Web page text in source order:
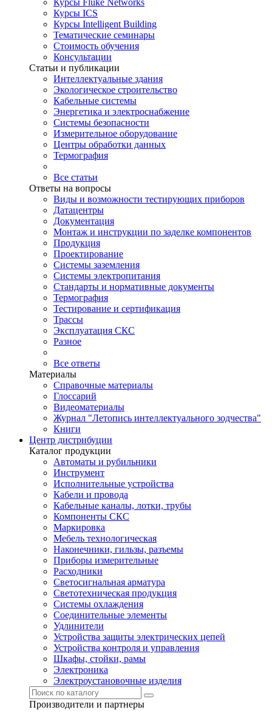
Курсы ICS
Курсы Intelligent Building
Тематические семинары
Стоимость обучения
Консультации
Статьи и публикации
Интеллектуальные здания
Экологическое строительство
Кабельные системы
Энергетика и электроснабжение
Системы безопасности
Измерительное оборудование
Центры обработки данных
Термография
Все статьи
Ответы на вопросы
Виды и возможности тестирующих приборов
Датацентры
Документация
Монтаж и инструкции по заделке компонентов
Продукция
Проектирование
Системы заземления
Системы электропитания
Стандарты и нормативные документы
Термография
Тестирование и сертификация
Трассы
Эксплуатация СКС
Разное
Все ответы
Материалы
Справочные материалы
Глоссарий
Видеоматериалы
Журнал "Летопись интеллектуального зодчества"
Книги
Центр дистрибуции
Каталог продукции
Автоматы и рубильники
Инструмент
Исполнительные устройства
Кабели и провода
Кабельные каналы, лотки, трубы
Компоненты СКС
Маркировка
Мебель технологическая
Наконечники, гильзы, разъемы
Приборы измерительные
Расходники
Светосигнальная арматура
Светотехническая продукция
Системы охлаждения
Соединительные элементы
Удлинители
Устройства защиты электрических цепей
Устройства контроля и управления
Шкафы, стойки, рамы
Электроника
Электроустановочные изделия
Производители и партнеры